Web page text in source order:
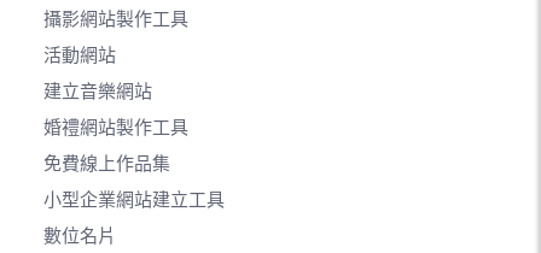
攝影網站製作工具
活動網站
建立音樂網站
婚禮網站製作工具
免費線上作品集
小型企業網站建立工具
數位名片